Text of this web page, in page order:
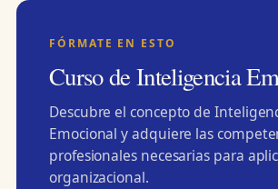
FÓRMATE EN ESTO
Curso de Inteligencia
Descubre el concepto de
Emocional y adquiere las
profesionales necesarias para
organizacional.